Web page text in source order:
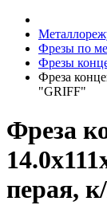
Фрезы по
Фрезы
Фреза
"GRIFF"
Фреза
перая,